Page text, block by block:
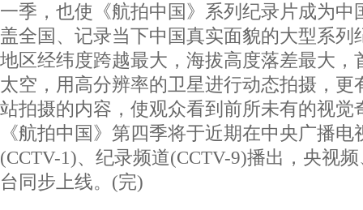
一季，也使《航拍中国》系列纪录片成为中
盖全国、记录当下中国真实面貌的大型系列
地区经纬度跨越最大，海拔高度落差最大，
太空，用高分辨率的卫星进行动态拍摄，更
站拍摄的内容，使观众看到前所未有的
《航拍中国》第四季将于近期在中央广播
(CCTV-1)、纪录频道(CCTV-9)播出，央视
台同步上线。(完)